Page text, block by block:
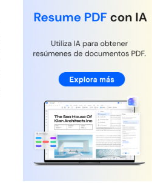
Actualizar a PDFelement V12.